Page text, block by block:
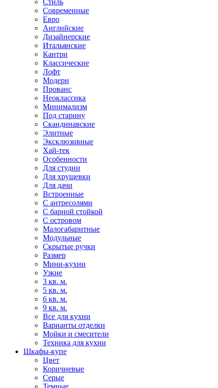
Стиль
Современные
Евро
Английские
Дизайнерские
Итальянские
Кантри
Классические
Лофт
Модерн
Прованс
Неоклассика
Минимализм
Под старину
Скандинавские
Элитные
Эксклюзивные
Хай-тек
Особенности
Для студии
Для хрущевки
Для дачи
Встроенные
С антресолями
С барной стойкой
С островом
Малогабаритные
Модульные
Скрытые ручки
Размер
Мини-кухни
Узкие
3 кв. м.
5 кв. м.
6 кв. м.
9 кв. м.
Все для кухни
Варианты отделки
Мойки и смесители
Техника для кухни
Шкафы-купе
Цвет
Коричневые
Серые
Темные